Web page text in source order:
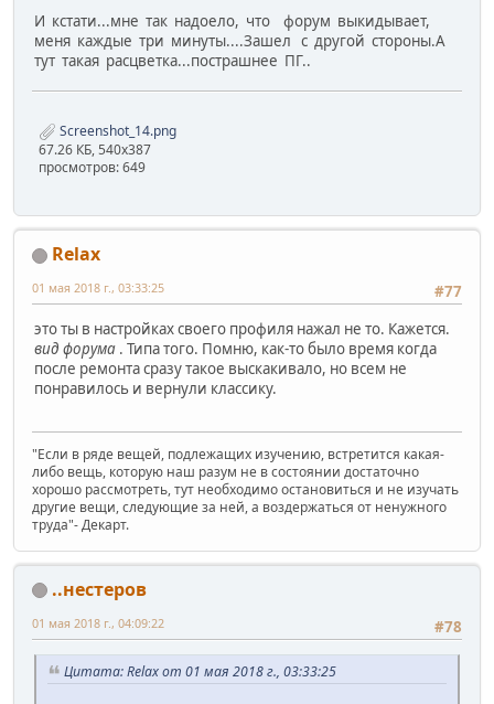
И кстати...мне так надоело, что форум выкидывает,
меня каждые три минуты....Зашел с другой стороны.А
тут такая расцветка...пострашнее ПГ..
Screenshot_14.png
67.26 КБ, 540x387
просмотров: 649
Relax
#77
01 мая 2018 г., 03:33:25
это ты в настройках своего профиля нажал не то. Кажется.
вид форума . Типа того. Помню, как-то было время когда
после ремонта сразу такое выскакивало, но всем не
понравилось и вернули классику.
"Если в ряде вещей, подлежащих изучению, встретится какая-
либо вещь, которую наш разум не в состоянии достаточно
хорошо рассмотреть, тут необходимо остановиться и не изучать
другие вещи, следующие за ней, а воздержаться от ненужного
труда"- Декарт.
..нестеров
#78
01 мая 2018 г., 04:09:22
Цитата: Relax от 01 мая 2018 г., 03:33:25